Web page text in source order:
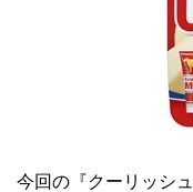
今回の『クーリッシ